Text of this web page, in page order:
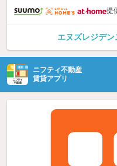
提
エヌズレジデ
ニフティ不動産
賃貸アプリ